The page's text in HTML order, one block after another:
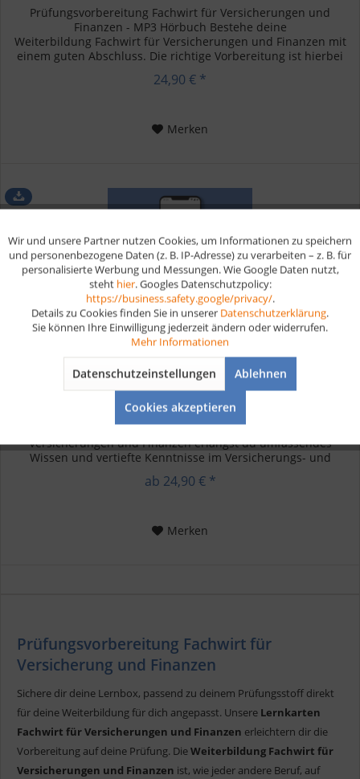
Prüfungsvorbereitung Fachwirt für Versicherungen und
Finanzen - MP3 Hörbuch Bestehe deine
Weiterbildung Fachwirt für Versicherungen und Finanzen mit
einem guten Abschluss. Die richtige Vorbereitung ist hierbei
das A und O. Lerne mit...
24,90 € *
Merken
Fachwirt für Versicherungen und Finanzen...
Erfahre mehr über die Fachwirt für Versicherungen und
Finanzen Weiterbildung In der Weiterbildung zum Fachwirt für
Versicherungen und Finanzen erlangst du umfassendes
Wissen und vertiefte Kenntnisse im Versicherungs- und
Finanzbereich....
ab 24,90 € *
Merken
Prüfungsvorbereitung Fachwirt für
Versicherung und Finanzen
Sichere dir deine Lernbox, passend zu deinem Prüfungsstoff direkt
für deine Weiterbildung für dich angepasst. Unsere Lernkarten
Fachwirt für Versicherungen und Finanzen erleichtern dir die
Vorbereitung auf deine Prüfung. DieWeiterbildung Fachwirt für
Versicherungen und Finanzen ist, wie jeder andere Beruf, auf
Funktionale Aktiv
Aktiv
Wir und unsere Partner nutzen Cookies, um Informationen zu speichern
und personenbezogene Daten (z. B. IP-Adresse) zu verarbeiten – z. B. für
personalisierte Werbung und Messungen. Wie Google Daten nutzt,
steht hier. Googles Datenschutzpolicy:
https://business.safety.google/privacy/.
Details zu Cookies finden Sie in unserer Datenschutzerklärung.
Sie können Ihre Einwilligung jederzeit ändern oder widerrufen.
Mehr Informationen
Datenschutzeinstellungen Ablehnen
Cookies akzeptieren